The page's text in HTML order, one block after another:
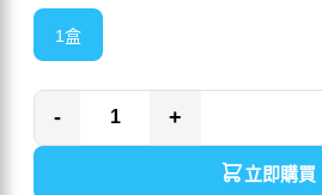
1盒
- +
立即購買